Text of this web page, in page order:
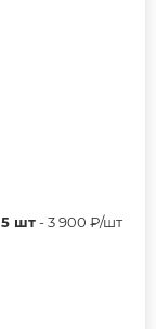
5 шт- 3 900 ₽/шт